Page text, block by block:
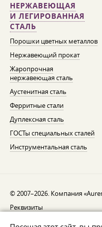
НЕРЖАВЕЮЩАЯ
И ЛЕГИРОВАННАЯ
СТАЛЬ
Порошки цветных металлов
Нержавеющий прокат
Жаропрочная
нержавеющая сталь
Аустенитная сталь
Ферритные стали
Дуплексная сталь
ГОСТы специальных сталей
Инструментальная сталь
© 2007–2026. Компания
Реквизиты